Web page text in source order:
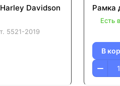
Davidson
5521-2019
Рамка
Есть
В